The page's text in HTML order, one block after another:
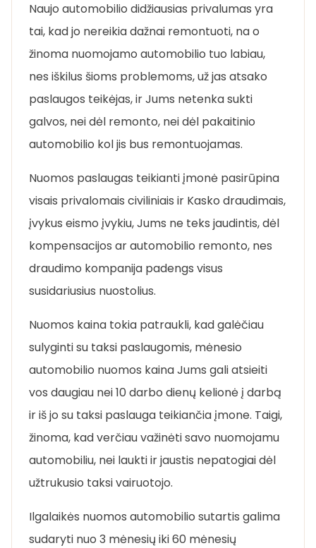
Naujo automobilio didžiausias privalumas yra
tai, kad jo nereikia dažnai remontuoti, na o
žinoma nuomojamo automobilio tuo labiau,
nes iškilus šioms problemoms, už jas atsako
paslaugos teikėjas, ir Jums netenka sukti
galvos, nei dėl remonto, nei dėl pakaitinio
automobilio kol jis bus remontuojamas.
Nuomos paslaugas teikianti įmonė pasirūpina
visais privalomais civiliniais ir Kasko draudimais,
įvykus eismo įvykiu, Jums ne teks jaudintis, dėl
kompensacijos ar automobilio remonto, nes
draudimo kompanija padengs visus
susidariusius nuostolius.
Nuomos kaina tokia patraukli, kad galėčiau
sulyginti su taksi paslaugomis, mėnesio
automobilio nuomos kaina Jums gali atsieiti
vos daugiau nei 10 darbo dienų kelionė į darbą
ir iš jo su taksi paslauga teikiančia įmone. Taigi,
žinoma, kad verčiau važinėti savo nuomojamu
automobiliu, nei laukti ir jaustis nepatogiai dėl
užtrukusio taksi vairuotojo.
Ilgalaikės nuomos automobilio sutartis galima
sudaryti nuo 3 mėnesių iki 60 mėnesių